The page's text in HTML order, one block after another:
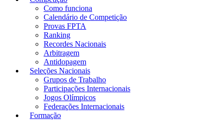
Como funciona
Calendário de Competição
Provas FPTA
Ranking
Recordes Nacionais
Arbitragem
Antidopagem
Seleções Nacionais
Grupos de Trabalho
Participações Internacionais
Jogos Olímpicos
Federações Internacionais
Formação